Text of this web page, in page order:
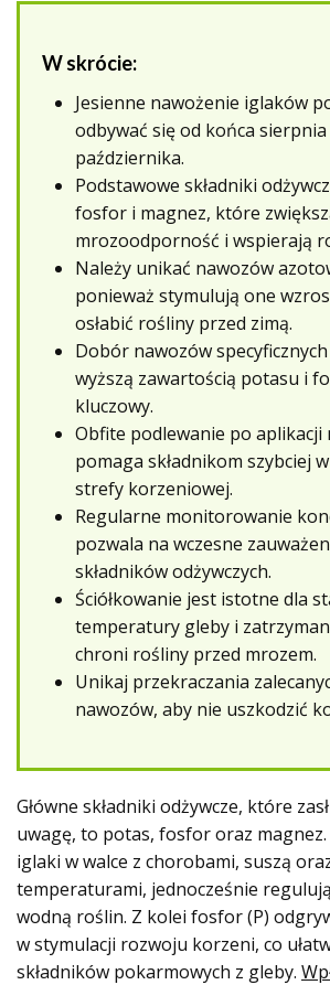
W skrócie:
Jesienne nawożenie iglaków
odbywać się od końca sierpnia
października.
Podstawowe składniki
fosfor i magnez, które
mrozoodporność i wspierają
Należy unikać nawozów
ponieważ stymulują one
osłabić rośliny przed zimą.
Dobór nawozów
wyższą zawartością potasu i
kluczowy.
Obfite podlewanie po aplikacji
pomaga składnikom szybciej
strefy korzeniowej.
Regularne monitorowanie
pozwala na wczesne
składników odżywczych.
Ściółkowanie jest istotne dla
temperatury gleby i
chroni rośliny przed mrozem.
Unikaj przekraczania
nawozów, aby nie uszkodzić
Główne składniki odżywcze, które
uwagę, to potas, fosfor oraz magnez.
iglaki w walce z chorobami, suszą
temperaturami, jednocześnie
wodną roślin. Z kolei fosfor (P)
w stymulacji rozwoju korzeni, co
składników pokarmowych z gleby.